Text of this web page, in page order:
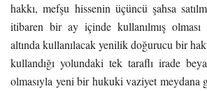
hakkı, mefşu hissenin üçüncü şahsa
itibaren bir ay içinde kullanılmış
altında kullanılacak yenilik doğurucu bir
kullandığı yolundaki tek taraflı irade
olmasıyla yeni bir hukuki vaziyet meydana